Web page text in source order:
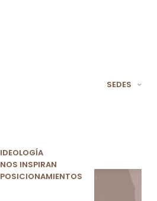
IDEOLOGÍA
NOS INSPIRAN
POSICIONAMIENTOS
SEDES